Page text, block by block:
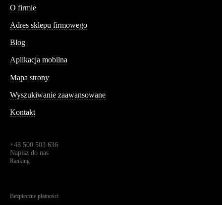
O firmie
Adres sklepu firmowego
Blog
Aplikacja mobilna
Mapa strony
Wyszukiwanie zaawansowane
Kontakt
+48 500 503 636
Napisz do nas
Ranking
Bezpieczne płatności